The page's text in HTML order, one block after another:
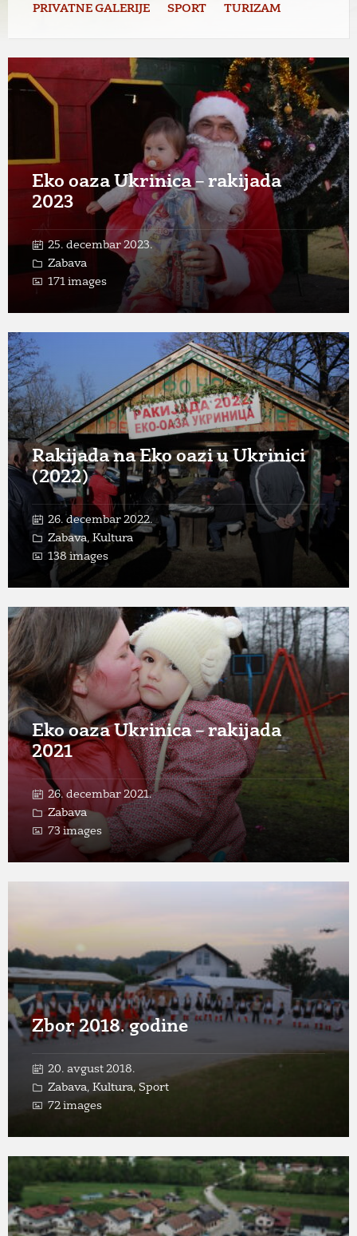
PRIVATNE GALERIJE SPORT TURIZAM
Eko oaza Ukrinica – rakijada
2023
25. decembar 2023.
Zabava
171 images
Gallery
Rakijada na Eko oazi u Ukrinici
(2022)
26. decembar 2022.
Zabava, Kultura
138 images
Open
Gallery
Eko oaza Ukrinica – rakijada
2021
26. decembar 2021.
Zabava
73 images
Open
Gallery
Zbor 2018. godine
20. avgust 2018.
Zabava, Kultura,Sport
72 images
Open